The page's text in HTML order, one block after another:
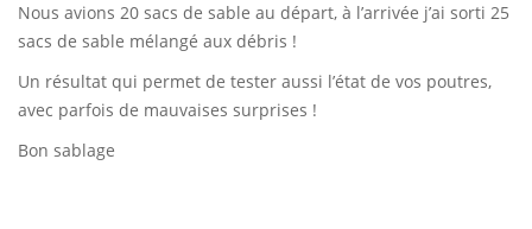
Nous avions 20 sacs de sable au départ, à l’arrivée j’ai sorti 25
sacs de sable mélangé aux débris !
Un résultat qui permet de tester aussi l’état de vos poutres,
avec parfois de mauvaises surprises !
Bon sablage